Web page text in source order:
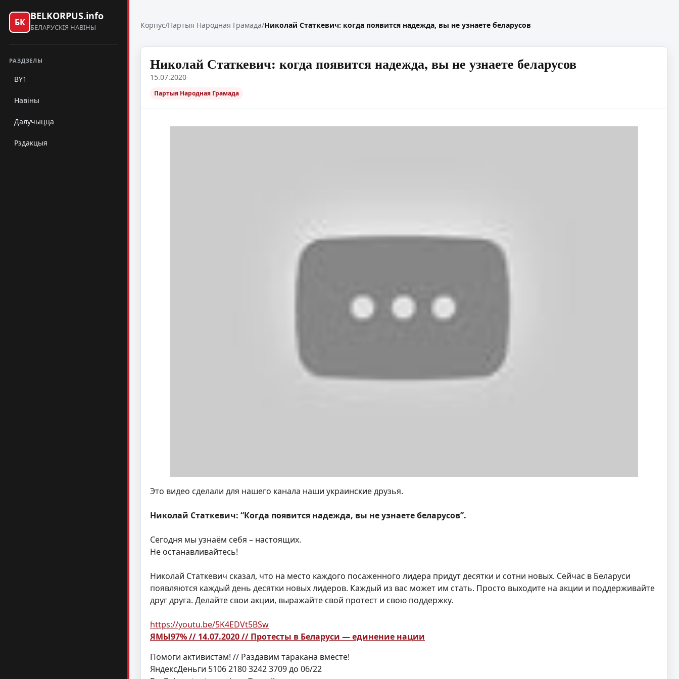
БК
BELKORPUS.info
БЕЛАРУСКІЯ НАВІНЫ
РАЗДЗЕЛЫ
BY1
Навіны
Далучыцца
Рэдакцыя
Корпус/Партыя Народная Грамада/Николай Статкевич: когда появится надежда, вы не узнаете беларусов
Николай Статкевич: когда появится надежда, вы не узнаете беларусов
15.07.2020
Партыя Народная Грамада
Это видео сделали для нашего канала наши украинские друзья.
Николай Статкевич: “Когда появится надежда, вы не узнаете беларусов”.
Сегодня мы узнаём себя – настоящих.
Не останавливайтесь!
Николай Статкевич сказал, что на место каждого посаженного лидера придут десятки и сотни новых. Сейчас в Беларуси
появляются каждый день десятки новых лидеров. Каждый из вас может им стать. Просто выходите на акции и поддерживайте
друг друга. Делайте свои акции, выражайте свой протест и свою поддержку.
https://youtu.be/5K4EDVt5BSw
ЯМЫ97% // 14.07.2020 // Протесты в Беларуси — единение нации
Помоги активистам! // Раздавим таракана вместе!
ЯндексДеньги 5106 2180 3242 3709 до 06/22